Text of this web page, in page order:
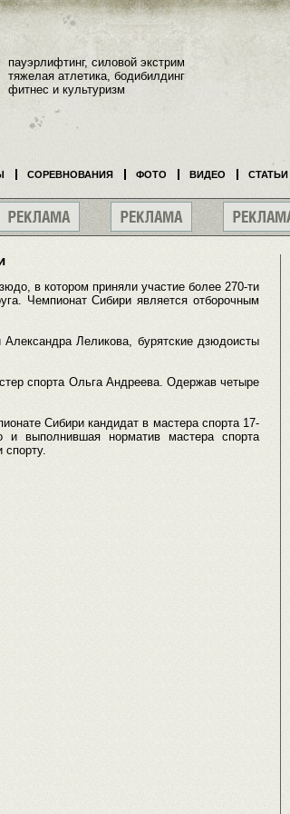
в котором приняли участие более 270-ти
Чемпионат Сибири является отборочным
Леликова, бурятские дзюдоисты
спорта Ольга Андреева. Одержав четыре
Сибири кандидат в мастера спорта 17-
и выполнившая норматив мастера спорта
спорту.
пауэрлифтинг, силовой экстрим
тяжелая атлетика, бодибилдинг
фитнес и культуризм
СОРЕВНОВАНИЯ ФОТО ВИДЕО СТАТЬИ